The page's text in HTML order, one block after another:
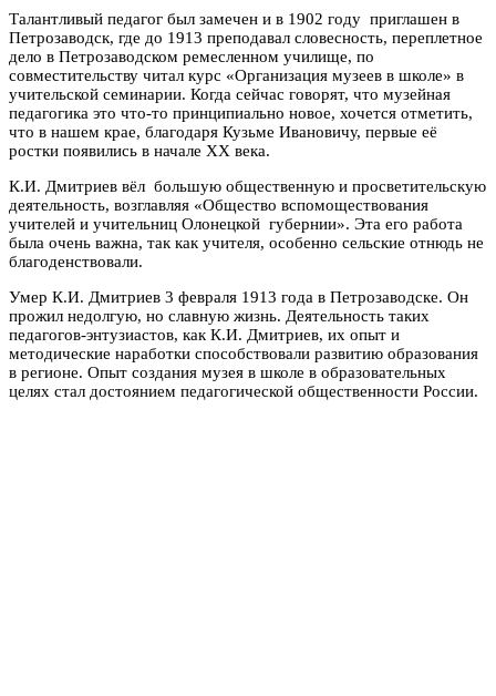
Талантливый педагог был замечен и в 1902 году приглашен в
Петрозаводск, где до 1913 преподавал словесность, переплетное
дело в Петрозаводском ремесленном училище, по
совместительству читал курс «Организация музеев в школе» в
учительской семинарии. Когда сейчас говорят, что музейная
педагогика это что-то принципиально новое, хочется отметить,
что в нашем крае, благодаря Кузьме Ивановичу, первые её
ростки появились в начале ХХ века.
К.И. Дмитриев вёл большую общественную и просветительскую
деятельность, возглавляя «Общество вспомоществования
учителей и учительниц Олонецкой губернии». Эта его работа
была очень важна, так как учителя, особенно сельские отнюдь не
благоденствовали.
Умер К.И. Дмитриев 3 февраля 1913 года в Петрозаводске. Он
прожил недолгую, но славную жизнь. Деятельность таких
педагогов-энтузиастов, как К.И. Дмитриев, их опыт и
методические наработки способствовали развитию образования
в регионе. Опыт создания музея в школе в образовательных
целях стал достоянием педагогической общественности России.